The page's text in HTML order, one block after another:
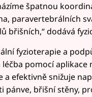
špatnou
paravertebrálních
břišních,“ dodává
fyzioterapie a
pomocí aplikace
a efektivně snižuje
pánve, břišní stěny,